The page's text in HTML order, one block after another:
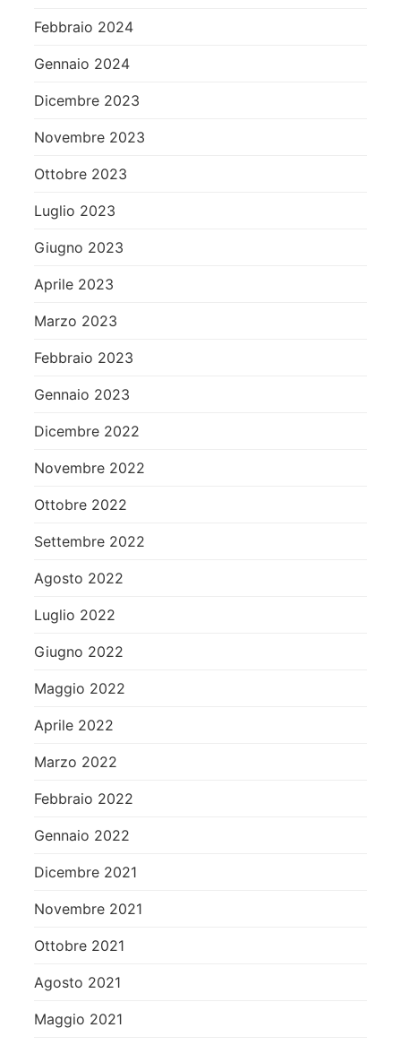
Febbraio 2024
Gennaio 2024
Dicembre 2023
Novembre 2023
Ottobre 2023
Luglio 2023
Giugno 2023
Aprile 2023
Marzo 2023
Febbraio 2023
Gennaio 2023
Dicembre 2022
Novembre 2022
Ottobre 2022
Settembre 2022
Agosto 2022
Luglio 2022
Giugno 2022
Maggio 2022
Aprile 2022
Marzo 2022
Febbraio 2022
Gennaio 2022
Dicembre 2021
Novembre 2021
Ottobre 2021
Agosto 2021
Maggio 2021